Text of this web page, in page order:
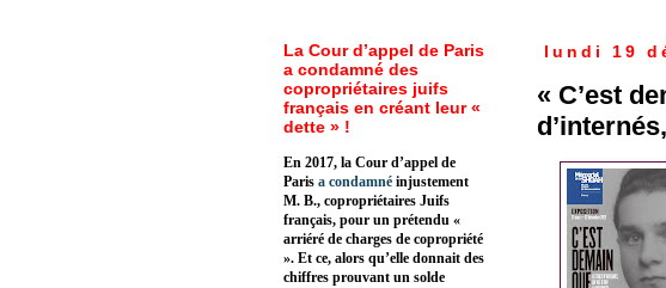
lundi 19
« C’est
La Cour d’appel de Paris
a condamné des
copropriétaires juifs
français en créant leur «
dette » !
En 2017, la Cour d’appel de
Paris a condamné injustement
M. B., copropriétaires Juifs
français, pour un prétendu «
arriéré de charges de copropriété
». Et ce, alors qu’elle donnait des
chiffres prouvant un solde